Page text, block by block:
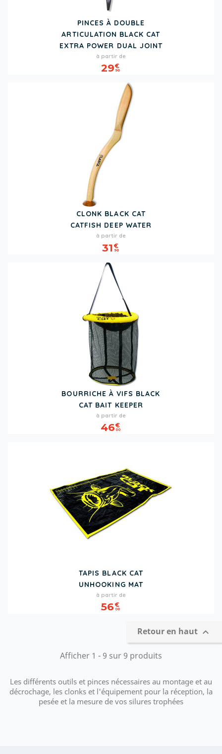
PINCES À DOUBLE
ARTICULATION BLACK CAT
EXTRA POWER DUAL JOINT
Prix
à partir de
29€
90
CLONK BLACK CAT
CATFISH DEEP WATER
Prix
à partir de
31€
90
BOURRICHE À VIFS BLACK
CAT BAIT KEEPER
Prix
à partir de
46€
00
TAPIS BLACK CAT
UNHOOKING MAT
Prix
à partir de
56€
00
Retour en haut 
Afficher 1 - 9 sur 9 produits
Les différents outils et pinces nécessaires au montage et au
décrochage, les clonks et l'équipement pour la réception, la
pesée et la mesure de vos silures trophées